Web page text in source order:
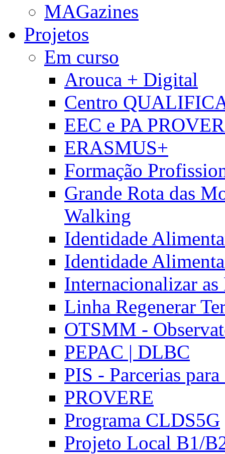
MAGazines
Projetos
Em curso
Arouca + Digital
Centro
EEC e PA
ERASMUS+
Formação
Grande Rota das
Walking
Identidade
Identidade
Internacionalizar
Linha Regenerar
OTSMM -
PEPAC | DLBC
PIS - Parcerias
PROVERE
Programa CLDS5G
Projeto Local B1/